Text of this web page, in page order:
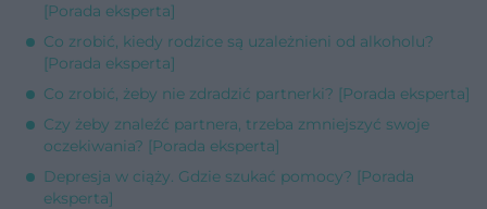
[Porada eksperta]
Co zrobić, kiedy rodzice są uzależnieni od alkoholu?
[Porada eksperta]
Co zrobić, żeby nie zdradzić partnerki? [Porada eksperta]
Czy żeby znaleźć partnera, trzeba zmniejszyć swoje
oczekiwania? [Porada eksperta]
Depresja w ciąży. Gdzie szukać pomocy? [Porada
eksperta]